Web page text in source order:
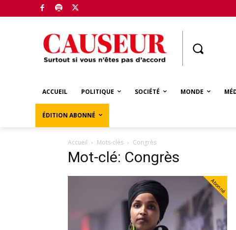
ACCUEIL POLITIQUE SOCIÉTÉ MONDE
ÉDITION ABONNÉ
Accueil Mots-clés Congrès
Mot-clé: Congrès
Abonné